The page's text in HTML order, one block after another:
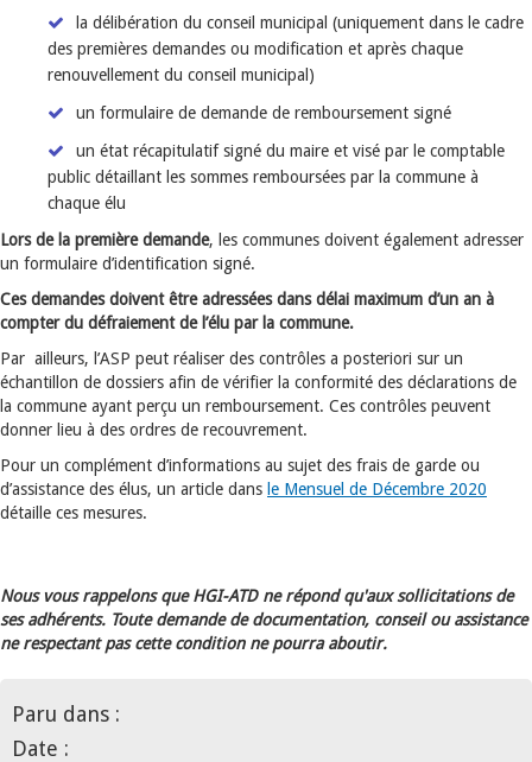
la délibération du conseil municipal (uniquement dans le cadre
des premières demandes ou modification et après chaque
renouvellement du conseil municipal)
un formulaire de demande de remboursement signé
un état récapitulatif signé du maire et visé par le comptable
public détaillant les sommes remboursées par la commune à
chaque élu
Lors de la première demande, les communes doivent également adresser
un formulaire d’identification signé.
Ces demandes doivent être adressées dans délai maximum d’un an à
compter du défraiement de l’élu par la commune.
Par ailleurs, l’ASP peut réaliser des contrôles a posteriori sur un
échantillon de dossiers afin de vérifier la conformité des déclarations de
la commune ayant perçu un remboursement. Ces contrôles peuvent
donner lieu à des ordres de recouvrement.
Pour un complément d’informations au sujet des frais de garde ou
d’assistance des élus, un article dans le Mensuel de Décembre 2020
détaille ces mesures.
Nous vous rappelons que HGI-ATD ne répond qu'aux sollicitations de
ses adhérents. Toute demande de documentation, conseil ou assistance
ne respectant pas cette condition ne pourra aboutir.
Paru dans :
Date :